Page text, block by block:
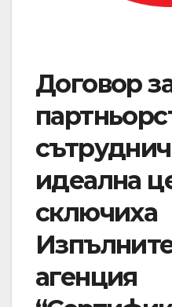
Договор
идеална
сключиха
агенция